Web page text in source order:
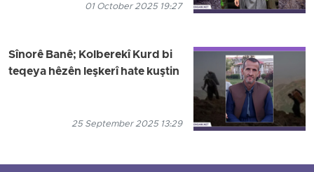
01 October 2025 19:27
Sînorê Banê; Kolberekî Kurd bi
teqeya hêzên leşkerî hate kuştin
25 September 2025 13:29